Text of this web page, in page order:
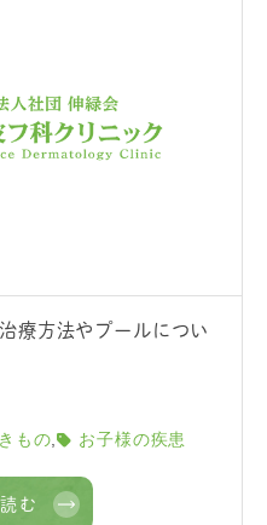
療方法やプールについ
もの , お子様の疾患
む